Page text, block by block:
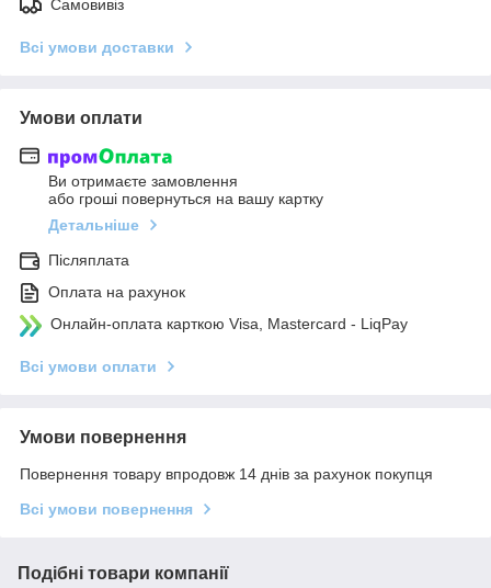
Самовивіз
Всі умови доставки
Умови оплати
Ви отримаєте замовлення
або гроші повернуться на вашу картку
Детальніше
Післяплата
Оплата на рахунок
Онлайн-оплата карткою Visa, Mastercard - LiqPay
Всі умови оплати
Умови повернення
Повернення товару впродовж 14 днів за рахунок покупця
Всі умови повернення
Подібні товари компанії